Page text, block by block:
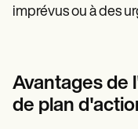
imprévus ou à des
Avantages de
de plan